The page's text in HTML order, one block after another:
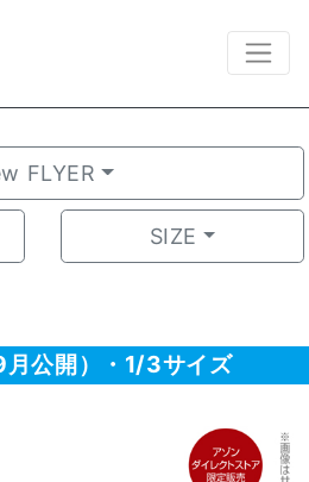
FLYER
SIZE
公開）・1/3サイズ